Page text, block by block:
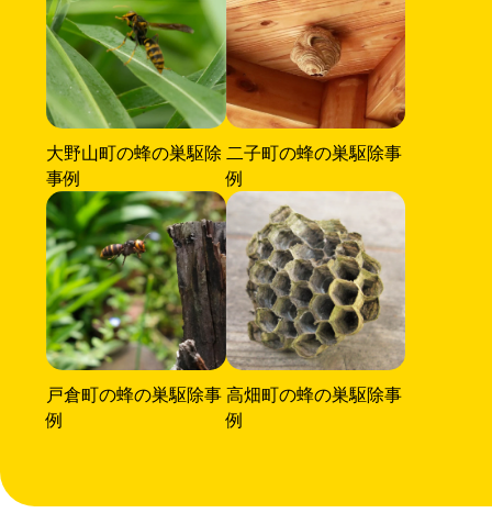
大野山町の蜂の巣駆除
事例
二子町の蜂の巣駆除事
例
戸倉町の蜂の巣駆除事
例
高畑町の蜂の巣駆除事
例